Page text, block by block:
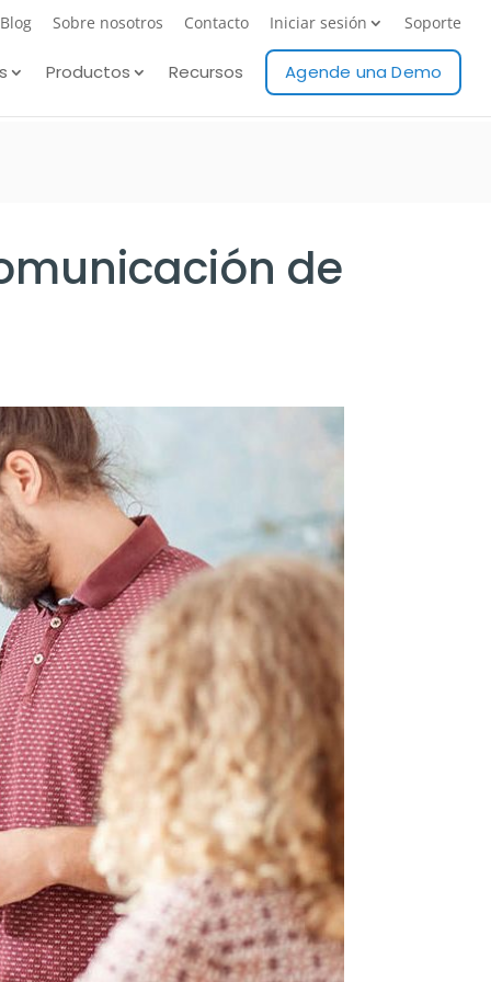
Blog Sobre nosotros Contacto Iniciar sesión Soporte
Productos Recursos Agende una Demo
de